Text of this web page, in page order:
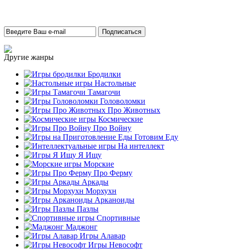
Другие жанры
Бродилки
Настольные
Тамагочи
Головоломки
Про Животных
Космические
Про Войну
Готовим Еду
На интеллект
Я Ищу
Морские
Про Ферму
Аркады
Морхухн
Арканоиды
Пазлы
Спортивные
Маджонг
Игры Алавар
Игры Невософт